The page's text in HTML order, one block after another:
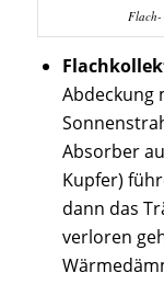
Flach-
Abdeckung
Absorber
Kupfer)
dann das
verloren